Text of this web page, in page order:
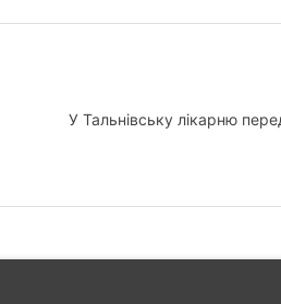
У Тальнівську лікарню